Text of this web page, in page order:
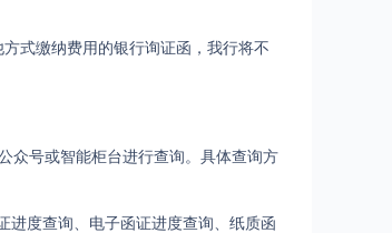
式缴纳费用的银行询证函，我行将不
众号或智能柜台进行查询。具体查询方
度查询、电子函证进度查询、纸质函